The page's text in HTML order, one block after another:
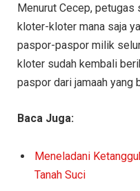
Menurut Cecep, petugas
kloter-kloter mana saja
paspor-paspor milik
kloter sudah kembali
paspor dari jamaah yang
Baca Juga:
Meneladani
Tanah Suci